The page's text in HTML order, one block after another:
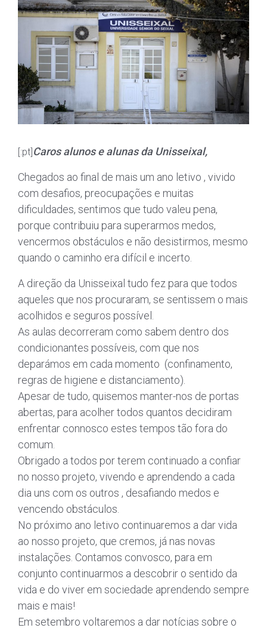
[:pt] Caros alunos e alunas da Unisseixal,
Chegados ao final de mais um ano letivo , vivido
com desafios, preocupações e muitas
dificuldades, sentimos que tudo valeu pena,
porque contribuiu para superarmos medos,
vencermos obstáculos e não desistirmos, mesmo
quando o caminho era difícil e incerto.
A direção da Unisseixal tudo fez para que todos
aqueles que nos procuraram, se sentissem o mais
acolhidos e seguros possível.
As aulas decorreram como sabem dentro dos
condicionantes possíveis, com que nos
deparámos em cada momento (confinamento,
regras de higiene e distanciamento).
Apesar de tudo, quisemos manter-nos de portas
abertas, para acolher todos quantos decidiram
enfrentar connosco estes tempos tão fora do
comum.
Obrigado a todos por terem continuado a confiar
no nosso projeto, vivendo e aprendendo a cada
dia uns com os outros , desafiando medos e
vencendo obstáculos.
No próximo ano letivo continuaremos a dar vida
ao nosso projeto, que cremos, já nas novas
instalações. Contamos convosco, para em
conjunto continuarmos a descobrir o sentido da
vida e do viver em sociedade aprendendo sempre
mais e mais!
Em setembro voltaremos a dar notícias sobre o